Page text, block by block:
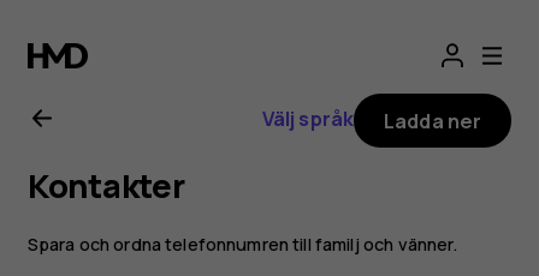
för
Nokia
2.1
Välj språk Ladda ner
Kontakter
Spara och ordna telefonnumren till familj och vänner.